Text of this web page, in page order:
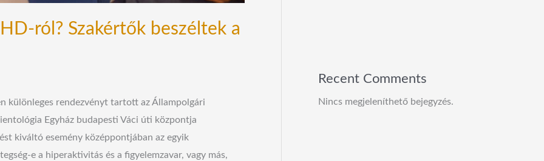
ról? Szakértők beszéltek a
különleges rendezvényt tartott az Állampolgári
Egyház budapesti Váci úti központja
kiváltó esemény középpontjában az egyik
e a hiperaktivitás és a figyelemzavar, vagy más,
Recent Comments
Nincs megjeleníthető bejegyzés.